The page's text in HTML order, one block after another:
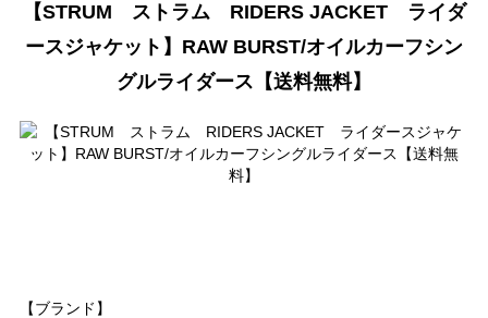
【STRUM ストラム RIDERS JACKET ライダ
ースジャケット】RAW BURST/オイルカーフシン
グルライダース【送料無料】
【ブランド】